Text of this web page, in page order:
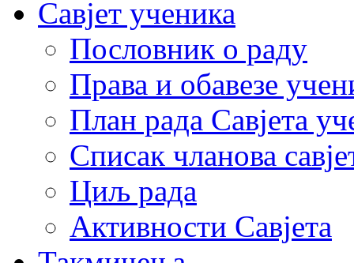
Савјет ученика
Пословник о раду
Права и обавезе
План рада Савјета
Списак чланова
Циљ рада
Активности Савјета